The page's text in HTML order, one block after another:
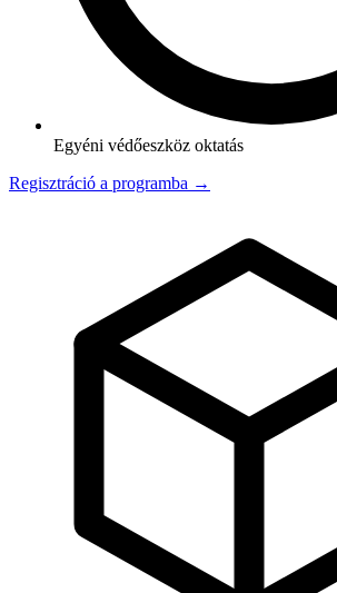
Egyéni védőeszköz oktatás
Regisztráció a programba →